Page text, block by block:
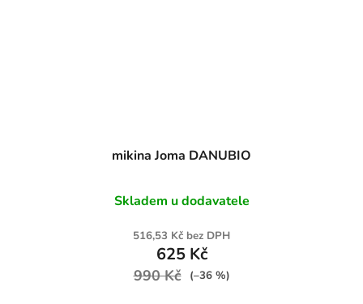
mikina Joma DANUBIO
Skladem u dodavatele
516,53 Kč bez DPH
625 Kč
990 Kč (–36 %)